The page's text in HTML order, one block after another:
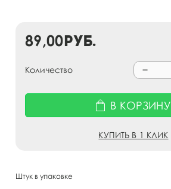
Штук в упаковке
89,00руб.
Количество
В КОРЗИНУ
КУПИТЬ В 1 КЛИК